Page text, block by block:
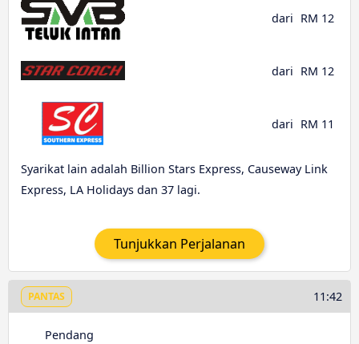
dari RM 12
dari RM 12
dari RM 11
Syarikat lain adalah Billion Stars Express, Causeway Link
Express, LA Holidays dan 37 lagi.
Tunjukkan Perjalanan
PANTAS 11:42
Pendang